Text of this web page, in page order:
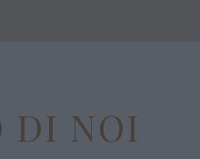
DI NOI